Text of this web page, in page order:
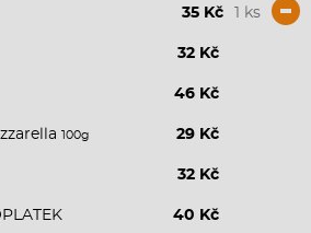
35 Kč 1 ks -
32 Kč
46 Kč
100g 29 Kč
32 Kč
40 Kč